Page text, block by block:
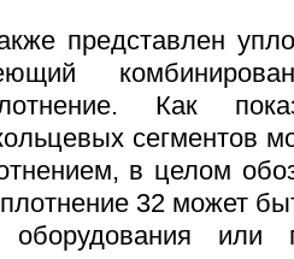
представлен
Как
сегментов
в целом
32 может
оборудования или